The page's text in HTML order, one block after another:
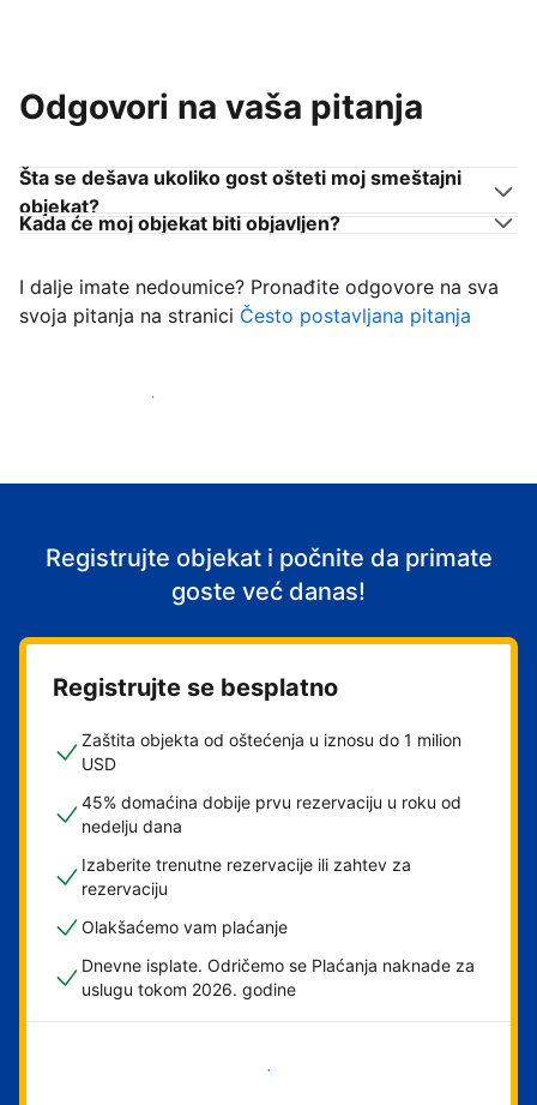
Odgovori na vaša pitanja
Šta se dešava ukoliko gost ošteti moj smeštajni
objekat?
Kada će moj objekat biti objavljen?
I dalje imate nedoumice? Pronađite odgovore na sva
svoja pitanja na stranici Često postavljana pitanja
Počnite da primate goste
Registrujte objekat i počnite da primate
goste već danas!
Registrujte se besplatno
Zaštita objekta od oštećenja u iznosu do 1 milion
USD
45% domaćina dobije prvu rezervaciju u roku od
nedelju dana
Izaberite trenutne rezervacije ili zahtev za
rezervaciju
Olakšaćemo vam plaćanje
Dnevne isplate. Odričemo se Plaćanja naknade za
uslugu tokom 2026. godine
Počnite odmah